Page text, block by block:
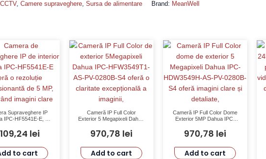
, Camere supraveghere, Sursa de alimentare Brand: MeanWell
Supraveghere IP
IPC-HF5541E-E, 5
Tripwire,
WDR 120dB
lei
to cart
Cameră IP Full Color
Exterior 5 Megapixeli Dahua
0280B-S4 cu Senzor CMOS
Progresiv, Iluminare LED
970,78 lei
Add to cart
Cameră IP Full Color Dome
Exterior 5MP Dahua IPC-
S5 cu WDR 120dB și
Iluminare Minimă 0.003 Lux
970,78 lei
Add to cart